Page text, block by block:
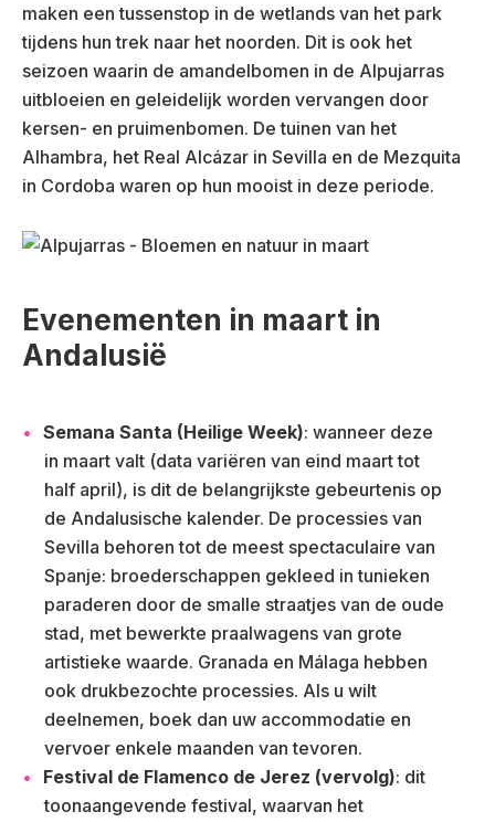
maken een tussenstop in de wetlands van het park
tijdens hun trek naar het noorden. Dit is ook het
seizoen waarin de amandelbomen in de Alpujarras
uitbloeien en geleidelijk worden vervangen door
kersen- en pruimenbomen. De tuinen van het
Alhambra, het Real Alcázar in Sevilla en de Mezquita
in Cordoba waren op hun mooist in deze periode.
Evenementen in maart in
Andalusië
Semana Santa (Heilige Week): wanneer deze
in maart valt (data variëren van eind maart tot
half april), is dit de belangrijkste gebeurtenis op
de Andalusische kalender. De processies van
Sevilla behoren tot de meest spectaculaire van
Spanje: broederschappen gekleed in tunieken
paraderen door de smalle straatjes van de oude
stad, met bewerkte praalwagens van grote
artistieke waarde. Granada en Málaga hebben
ook drukbezochte processies. Als u wilt
deelnemen, boek dan uw accommodatie en
vervoer enkele maanden van tevoren.
Festival de Flamenco de Jerez (vervolg): dit
toonaangevende festival, waarvan het